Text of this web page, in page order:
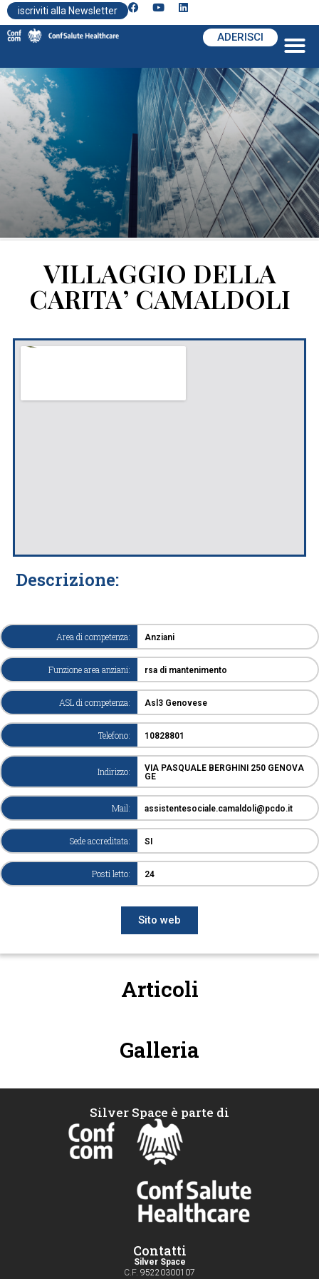
iscriviti alla Newsletter
ADERISCI
VILLAGGIO DELLA
CARITA’ CAMALDOLI
Descrizione:
Area di competenza: Anziani
Funzione area anziani: rsa di mantenimento
ASL di competenza: Asl3 Genovese
Telefono: 10828801
Indirizzo:
VIA PASQUALE BERGHINI 250 GENOVA
GE
Mail: assistentesociale.camaldoli@pcdo.it
Sede accreditata: SI
Posti letto: 24
Sito web
Articoli
Galleria
Silver Space è parte di
Contatti
Silver Space
C.F. 95220300107